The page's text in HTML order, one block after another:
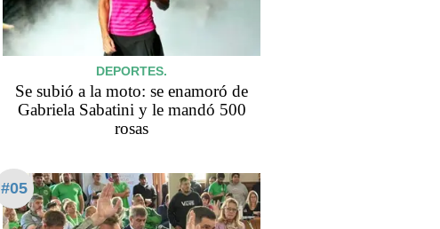
DEPORTES.
Se subió a la moto: se enamoró de
Gabriela Sabatini y le mandó 500
rosas
#05